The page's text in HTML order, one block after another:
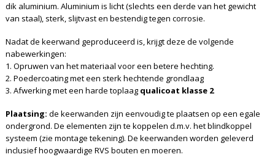
dik aluminium. Aluminium is licht (slechts een derde van het gewicht
van staal), sterk, slijtvast en bestendig tegen corrosie.
Nadat de keerwand geproduceerd is, krijgt deze de volgende
nabewerkingen:
1. Opruwen van het materiaal voor een betere hechting.
2. Poedercoating met een sterk hechtende grondlaag
3. Afwerking met een harde toplaag qualicoat klasse 2
Plaatsing: de keerwanden zijn eenvoudig te plaatsen op een egale
ondergrond. De elementen zijn te koppelen d.m.v. het blindkoppel
systeem (zie montage tekening). De keerwanden worden geleverd
inclusief hoogwaardige RVS bouten en moeren.